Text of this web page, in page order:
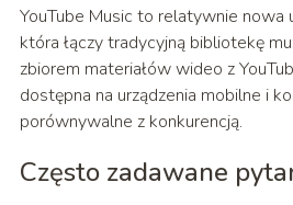
YouTube Music to relatywnie nowa
która łączy tradycyjną bibliotekę
zbiorem materiałów wideo z
dostępna na urządzenia mobilne i
porównywalne z konkurencją.
Często zadawane